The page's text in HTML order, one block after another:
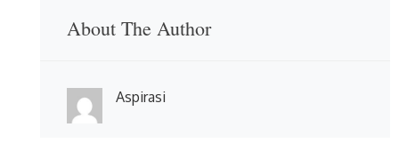
About The Author
Aspirasi